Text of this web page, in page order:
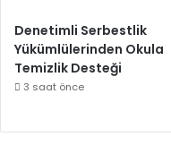
Denetimli Serbestlik
Yükümlülerinden Okula
Temizlik Desteği
3 saat önce